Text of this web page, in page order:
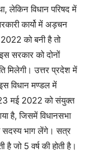
लेकिन विधान परिषद में
कार्यो में अड़चन
2022 को बनी है तो
सरकार को दोनों
मिलेगी। उत्तर प्रदेश में
विधान मण्डल में
23 मई 2022 को संयुक्त
है, जिसमें विधानसभा
सदस्य भाग लेंगे। सत्र
जो 5 वर्ष की होती है।